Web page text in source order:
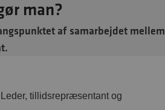
man?
af samarbejdet mellem
tillidsrepræsentant og